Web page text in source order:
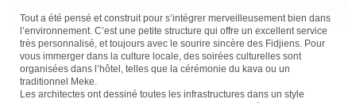
Tout a été pensé et construit pour s’intégrer merveilleusement bien dans
l’environnement. C’est une petite structure qui offre un excellent service
très personnalisé, et toujours avec le sourire sincère des Fidjiens. Pour
vous immerger dans la culture locale, des soirées culturelles sont
organisées dans l’hôtel, telles que la cérémonie du kava ou un
traditionnel Meke.
Les architectes ont dessiné toutes les infrastructures dans un style